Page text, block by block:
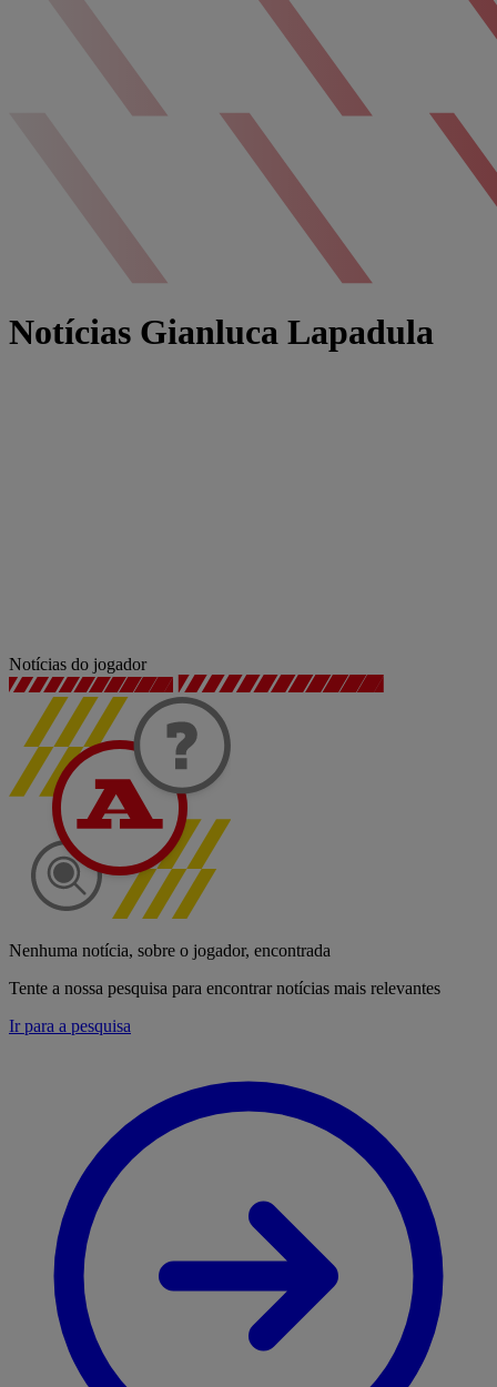
Notícias Gianluca Lapadula
Notícias do jogador
Nenhuma notícia, sobre o jogador, encontrada
Tente a nossa pesquisa para encontrar notícias mais relevantes
Ir para a pesquisa